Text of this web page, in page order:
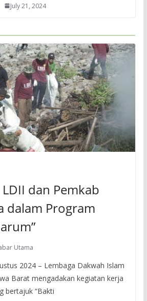
July 21, 2024
dan Pemkab
dalam Program
Utama
2024 – Lembaga Dakwah Islam
Barat mengadakan kegiatan kerja
bertajuk “Bakti